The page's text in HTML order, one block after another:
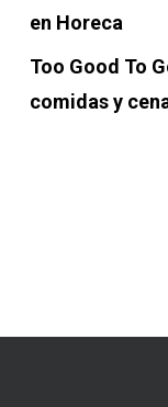
en Horeca
Too Good To
comidas y